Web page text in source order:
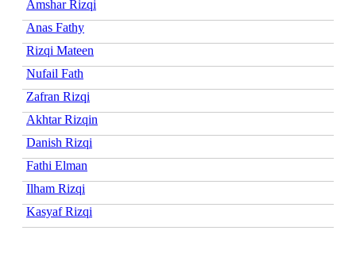
Amshar Rizqi
Anas Fathy
Rizqi Mateen
Nufail Fath
Zafran Rizqi
Akhtar Rizqin
Danish Rizqi
Fathi Elman
Ilham Rizqi
Kasyaf Rizqi